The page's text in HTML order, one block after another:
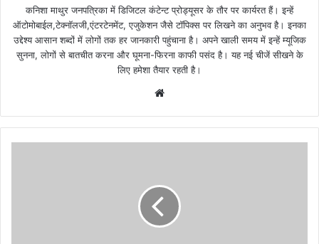
कनिशा माथुर जनपत्रिका में डिजिटल कंटेन्ट प्रोड्यूसर के तौर पर कार्यरत हैं। इन्हें
ऑटोमोबाईल,टेक्नॉलजी,एंटरटेनमेंट, एजुकेशन जैसे टॉपिक्स पर लिखने का अनुभव है। इनका
उद्देश्य आसान शब्दों में लोगों तक हर जानकारी पहुंचाना है। अपने खाली समय में इन्हें म्यूजिक
सुनना, लोगों से बातचीत करना और घूमना-फिरना काफी पसंद है। यह नई चीजें सीखने के
लिए हमेशा तैयार रहती है।